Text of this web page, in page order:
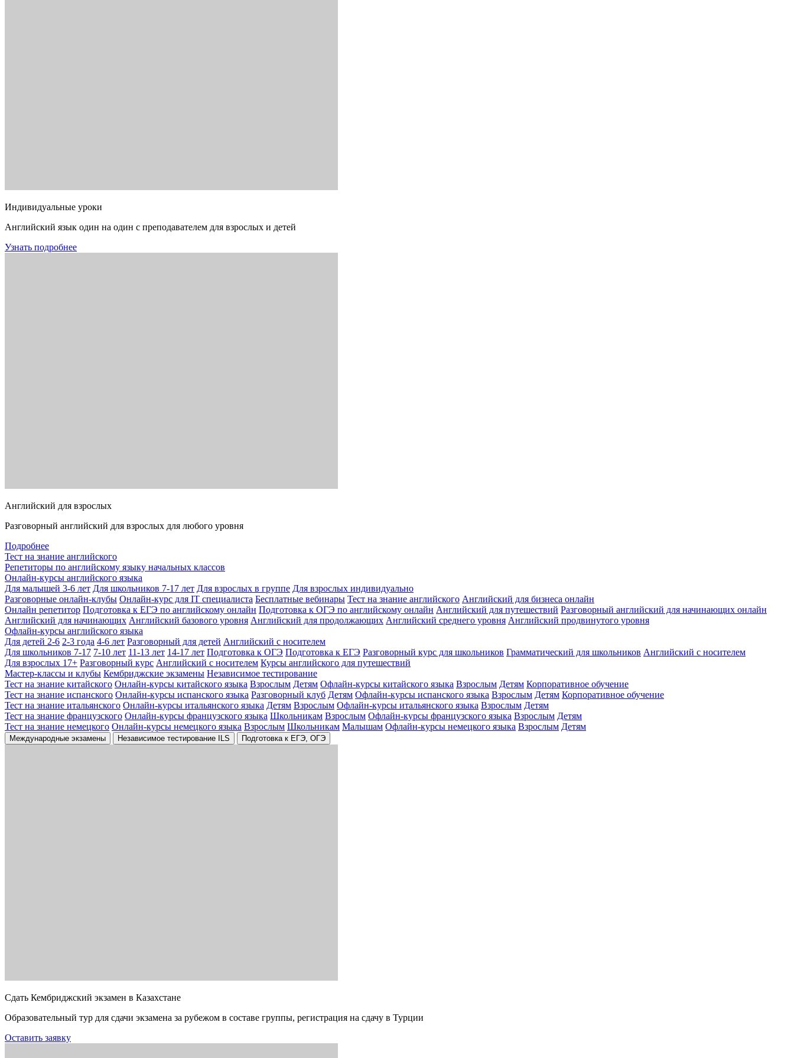
Индивидуальные уроки
Английский язык один на один с преподавателем для взрослых и детей
Узнать подробнее
Английский для взрослых
Разговорный английский для взрослых для любого уровня
Подробнее
Тест на знание английского
Репетиторы по английскому языку начальных классов
Онлайн-курсы английского языка
Для малышей 3-6 лет Для школьников 7-17 лет Для взрослых в группе Для взрослых индивидуально
Разговорные онлайн-клубы Онлайн-курс для IT специалиста Бесплатные вебинары Тест на знание английского Английский для бизнеса онлайн
Онлайн репетитор Подготовка к ЕГЭ по английскому онлайн Подготовка к ОГЭ по английскому онлайн Английский для путешествий Разговорный английский для начинающих онлайн
Английский для начинающих Английский базового уровня Английский для продолжающих Английский среднего уровня Английский продвинутого уровня
Офлайн-курсы английского языка
Для детей 2-6 2-3 года 4-6 лет Разговорный для детей Английский с носителем
Для школьников 7-17 7-10 лет 11-13 лет 14-17 лет Подготовка к ОГЭ Подготовка к ЕГЭ Разговорный курс для школьников Грамматический для школьников Английский с носителем
Для взрослых 17+ Разговорный курс Английский с носителем Курсы английского для путешествий
Мастер-классы и клубы Кембриджские экзамены Независимое тестирование
Тест на знание китайского Онлайн-курсы китайского языка Взрослым Детям Офлайн-курсы китайского языка Взрослым Детям Корпоративное обучение
Тест на знание испанского Онлайн-курсы испанского языка Разговорный клуб Детям Офлайн-курсы испанского языка Взрослым Детям Корпоративное обучение
Тест на знание итальянского Онлайн-курсы итальянского языка Детям Взрослым Офлайн-курсы итальянского языка Взрослым Детям
Тест на знание французского Онлайн-курсы французского языка Школьникам Взрослым Офлайн-курсы французского языка Взрослым Детям
Тест на знание немецкого Онлайн-курсы немецкого языка Взрослым Школьникам Малышам Офлайн-курсы немецкого языка Взрослым Детям
Международные экзамены Независимое тестирование ILS Подготовка к ЕГЭ, ОГЭ
Сдать Кембриджский экзамен в Казахстане
Образовательный тур для сдачи экзамена за рубежом в составе группы, регистрация на сдачу в Турции
Оставить заявку